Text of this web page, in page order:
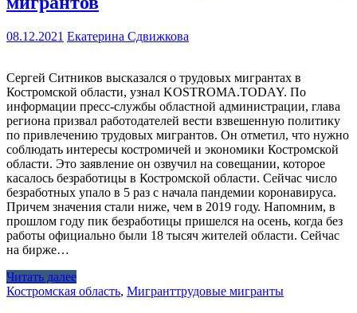
08.12.2021 Екатерина Сдвижкова
Сергей Ситников высказался о трудовых мигрантах в
Костромской области, узнал KOSTROMA.TODAY. По
информации пресс-службы областной администрации, глава
региона призвал работодателей вести взвешенную политику
по привлечению трудовых мигрантов. Он отметил, что нужно
соблюдать интересы костромичей и экономики Костромской
области. Это заявление он озвучил на совещании, которое
касалось безработицы в Костромской области. Сейчас число
безработных упало в 5 раз с начала пандемии коронавируса.
Причем значения стали ниже, чем в 2019 году. Напомним, в
прошлом году пик безработицы пришелся на осень, когда без
работы официально были 18 тысяч жителей области. Сейчас
на бирже…
Читать далее
Костромская область, Мигранттрудовые мигранты